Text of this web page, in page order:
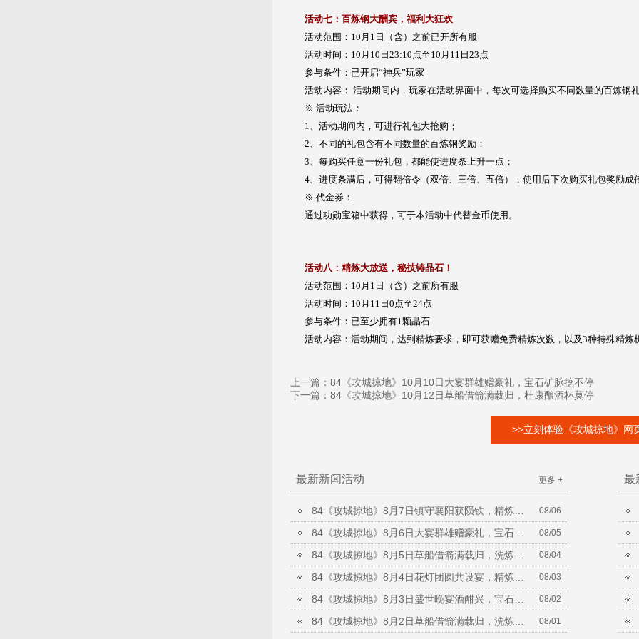
活动七：百炼钢大酬宾，福利大狂欢
活动范围：10月1日（含）之前已开所有服
活动时间：10月10日23:10点至10月11日23点
参与条件：已开启“神兵”玩家
活动内容： 活动期间内，玩家在活动界面中，每次可选择购买不同数量的百炼钢礼
※ 活动玩法：
1、活动期间内，可进行礼包大抢购；
2、不同的礼包含有不同数量的百炼钢奖励；
3、每购买任意一份礼包，都能使进度条上升一点；
4、进度条满后，可得翻倍令（双倍、三倍、五倍），使用后下次购买礼包奖励成
※ 代金券：
通过功勋宝箱中获得，可于本活动中代替金币使用。
活动八：精炼大放送，秘技铸晶石！
活动范围：10月1日（含）之前所有服
活动时间：10月11日0点至24点
参与条件：已至少拥有1颗晶石
活动内容：活动期间，达到精炼要求，即可获赠免费精炼次数，以及3种特殊精炼
上一篇： 84《攻城掠地》10月10日大宴群雄赠豪礼，宝石矿脉挖不停
下一篇： 84《攻城掠地》10月12日草船借箭满载归，杜康酿酒杯莫停
>>立刻体验《攻城掠地》网
更多 +
最新新闻活动
08/06
08/05
08/04
08/03
08/02
08/01
最